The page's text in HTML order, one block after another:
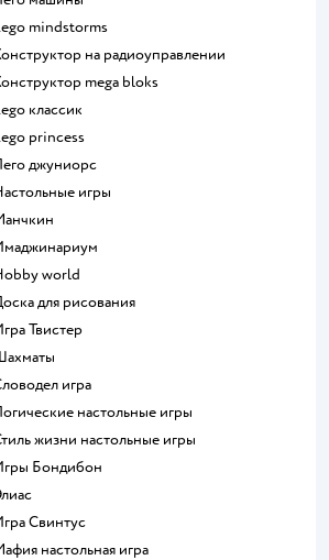
Lego mindstorms
Конструктор на радиоуправлении
Конструктор mega bloks
Lego классик
Lego princess
Лего джуниорс
Настольные игры
Манчкин
Имаджинариум
Hobby world
Доска для рисования
Игра Твистер
Шахматы
Словодел игра
Логические настольные игры
Стиль жизни настольные игры
Игры Бондибон
Элиас
Игра Свинтус
Мафия настольная игра